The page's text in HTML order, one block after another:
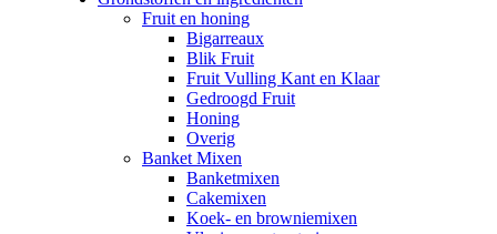
Fruit en honing
Bigarreaux
Blik Fruit
Fruit Vulling Kant en Klaar
Gedroogd Fruit
Honing
Overig
Banket Mixen
Banketmixen
Cakemixen
Koek- en browniemixen